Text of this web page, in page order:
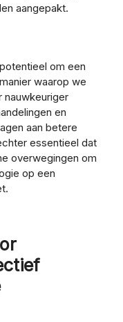
aangepakt.
om een
waarop we
nauwkeuriger
en
aan betere
essentieel dat
overwegingen om
op een